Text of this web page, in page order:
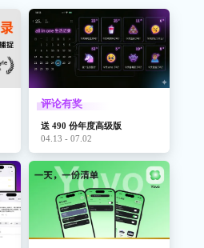
评论有奖
送 490 份年度高级版
04.13 - 07.02